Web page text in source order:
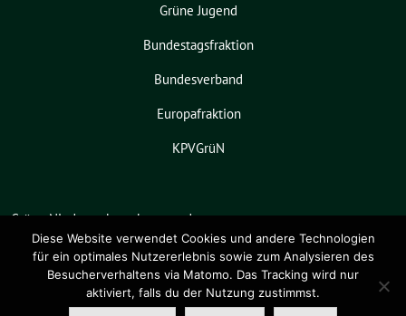
Grüne Jugend
Bundestagsfraktion
Bundesverband
Europafraktion
KPVGrüN
Grüne Niedersachsen benutzt das
freie grüne Themesunflower ‐ ein
Angebot derverdigado eG.
Diese Website verwendet Cookies und andere Technologien
für ein optimales Nutzererlebnis sowie zum Analysieren des
Besucherverhaltens via Matomo. Das Tracking wird nur
aktiviert, falls du der Nutzung zustimmst.